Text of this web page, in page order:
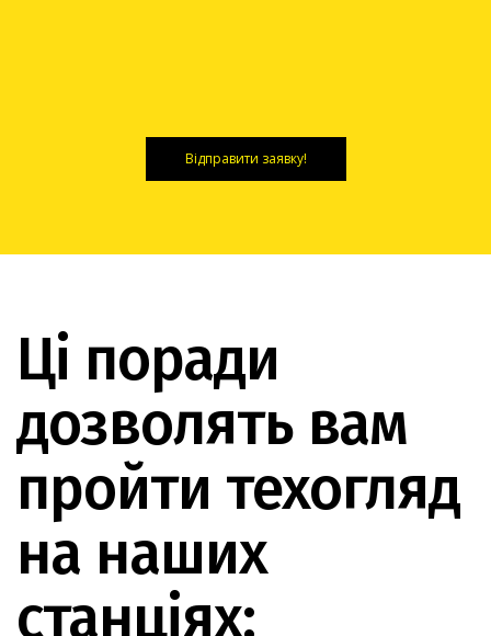
Відправити заявку!
Ці поради
дозволять вам
пройти техогляд
на наших
станціях: